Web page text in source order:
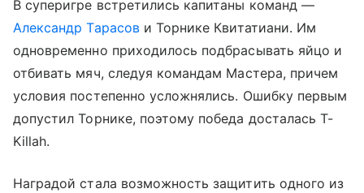
В суперигре встретились капитаны команд —
Александр Тарасови Торнике Квитатиани. Им
одновременно приходилось подбрасывать яйцо и
отбивать мяч, следуя командам Мастера, причем
условия постепенно усложнялись. Ошибку первым
допустил Торнике, поэтому победа досталась T-
Killah.
Наградой стала возможность защитить одного из